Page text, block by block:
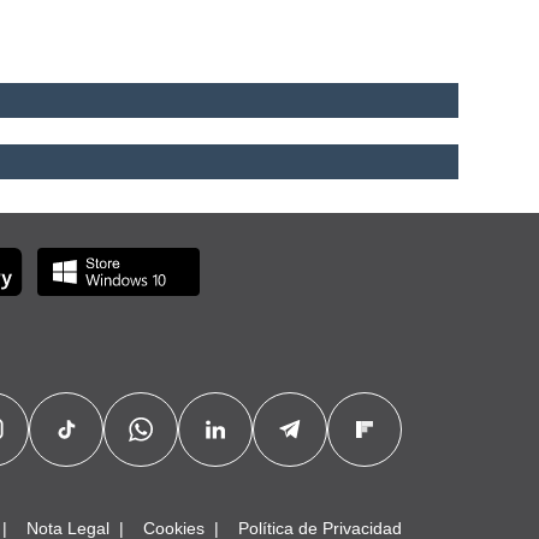
Nota Legal Cookies Política de Privacidad